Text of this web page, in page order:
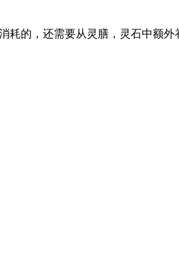
的，还需要从灵膳，灵石中额外